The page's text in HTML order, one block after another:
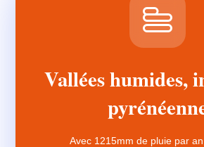
Vallées humides,
Avec 1215mm de pluie par